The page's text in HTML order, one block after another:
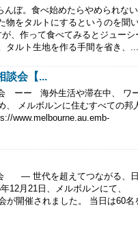
ぼ。食べ始めたらやめられな
をタルトにするというのを聞い
、作って食べてみるとジューシ
ルト生地を作る手間を省き、...
談会【...
ーー 海外生活や滞在中、 ワ
、 メルボルンに住むすべての邦
www.melbourne.au.emb-
― 世代を超えてつながる、
月21日、メルボルンにて、
開催されました。 当日は60名